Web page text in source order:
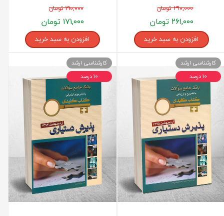
رفیع
۲۹۰,۰۰۰ تومان
۲۶۱,۰۰۰ تومان
افزودن به سبد خرید
۱۹۰,۰۰۰ تومان
۱۷۱,۰۰۰ تومان
افزودن به سبد خرید
کارشناسی ارشد
۱۰ درصد
کارشناسی ارشد
۱۰ درصد